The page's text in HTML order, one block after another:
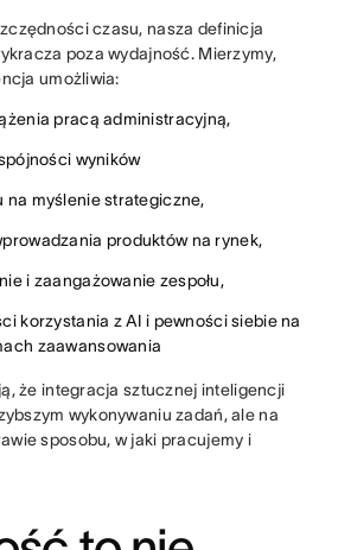
czasu, nasza definicja
poza wydajność. Mierzymy,
umożliwia:
pracą administracyjną,
wyników
na myślenie strategiczne,
produktów na rynek,
i zaangażowanie zespołu,
korzystania z AI i pewności siebie na
zaawansowania
że integracja sztucznej inteligencji
wykonywaniu zadań, ale na
sposobu, w jaki pracujemy i